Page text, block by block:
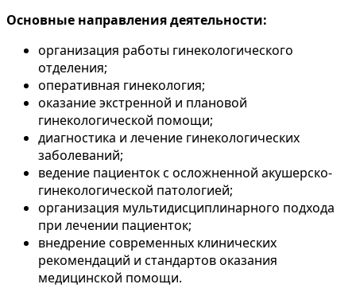
Основные направления деятельности:
организация работы гинекологического
отделения;
оперативная гинекология;
оказание экстренной и плановой
гинекологической помощи;
диагностика и лечение гинекологических
заболеваний;
ведение пациенток с осложненной акушерско-
гинекологической патологией;
организация мультидисциплинарного подхода
при лечении пациенток;
внедрение современных клинических
рекомендаций и стандартов оказания
медицинской помощи.